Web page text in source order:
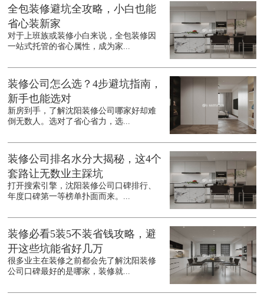
全包装修避坑全攻略，小白也能
省心装新家
对于上班族或装修小白来说，全包装修因
一站式托管的省心属性，成为家...
装修公司怎么选？4步避坑指南，
新手也能选对
新房到手，了解沈阳装修公司哪家好却难
倒无数人。选对了省心省力，选...
装修公司排名水分大揭秘，这4个
套路让无数业主踩坑
打开搜索引擎，沈阳装修公司口碑排行、
年度口碑第一等榜单扑面而来。...
装修必看5装5不装省钱攻略，避
开这些坑能省好几万
很多业主在装修之前都会先了解沈阳装修
公司口碑最好的是哪家，装修就...